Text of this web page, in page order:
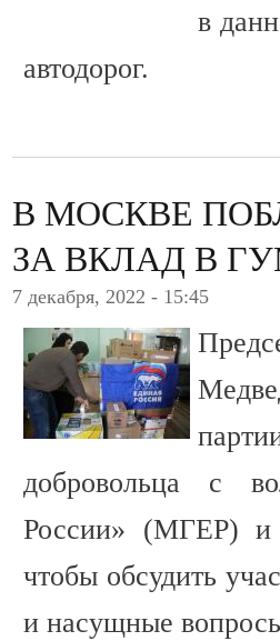
в
автодорог.
В МОСКВЕ
ЗА ВКЛАД В
7 декабря, 2022 - 15:45
добровольца с
России» (МГЕР) и
чтобы обсудить
и насущные